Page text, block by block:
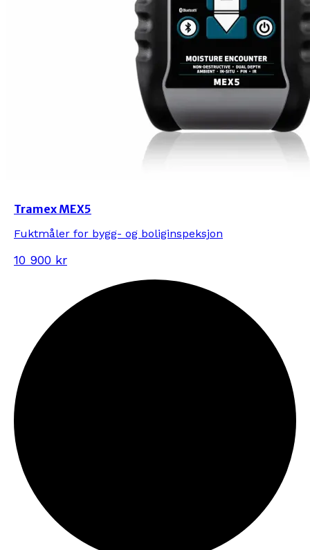
Tramex MEX5
Fuktmåler for bygg- og boliginspeksjon
10 900 kr